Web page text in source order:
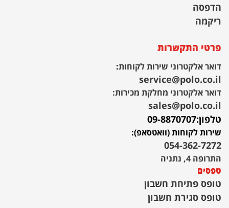
הדפסה
ריקמה
פרטי התקשרות
דואר אלקטרוני שירות לקוחות:
service@polo.co.il
דואר אלקטרוני מחלקת מכירות:
sales@polo.co.il
טלפון:09-8870707
שירות לקוחות (וואטסאפ):
054-362-7272
התרופה 4, נתניה
טפסים
טופס פתיחת חשבון
טופס סגירת חשבון